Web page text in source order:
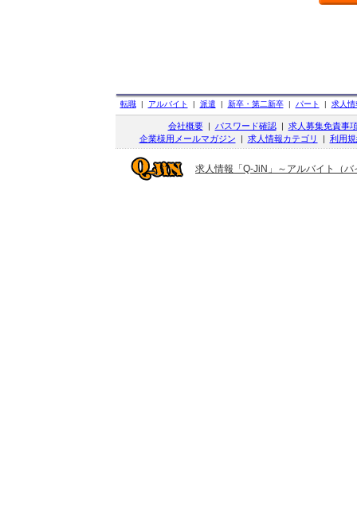
転職| アルバイト | 派遣 | 新卒・第二新卒| パート | 求人情
会社概要| パスワード確認| 求人募集免責事
企業様用メールマガジン | 求人情報カテゴリ | 利用
求人情報「Q-JiN」～アルバイト（